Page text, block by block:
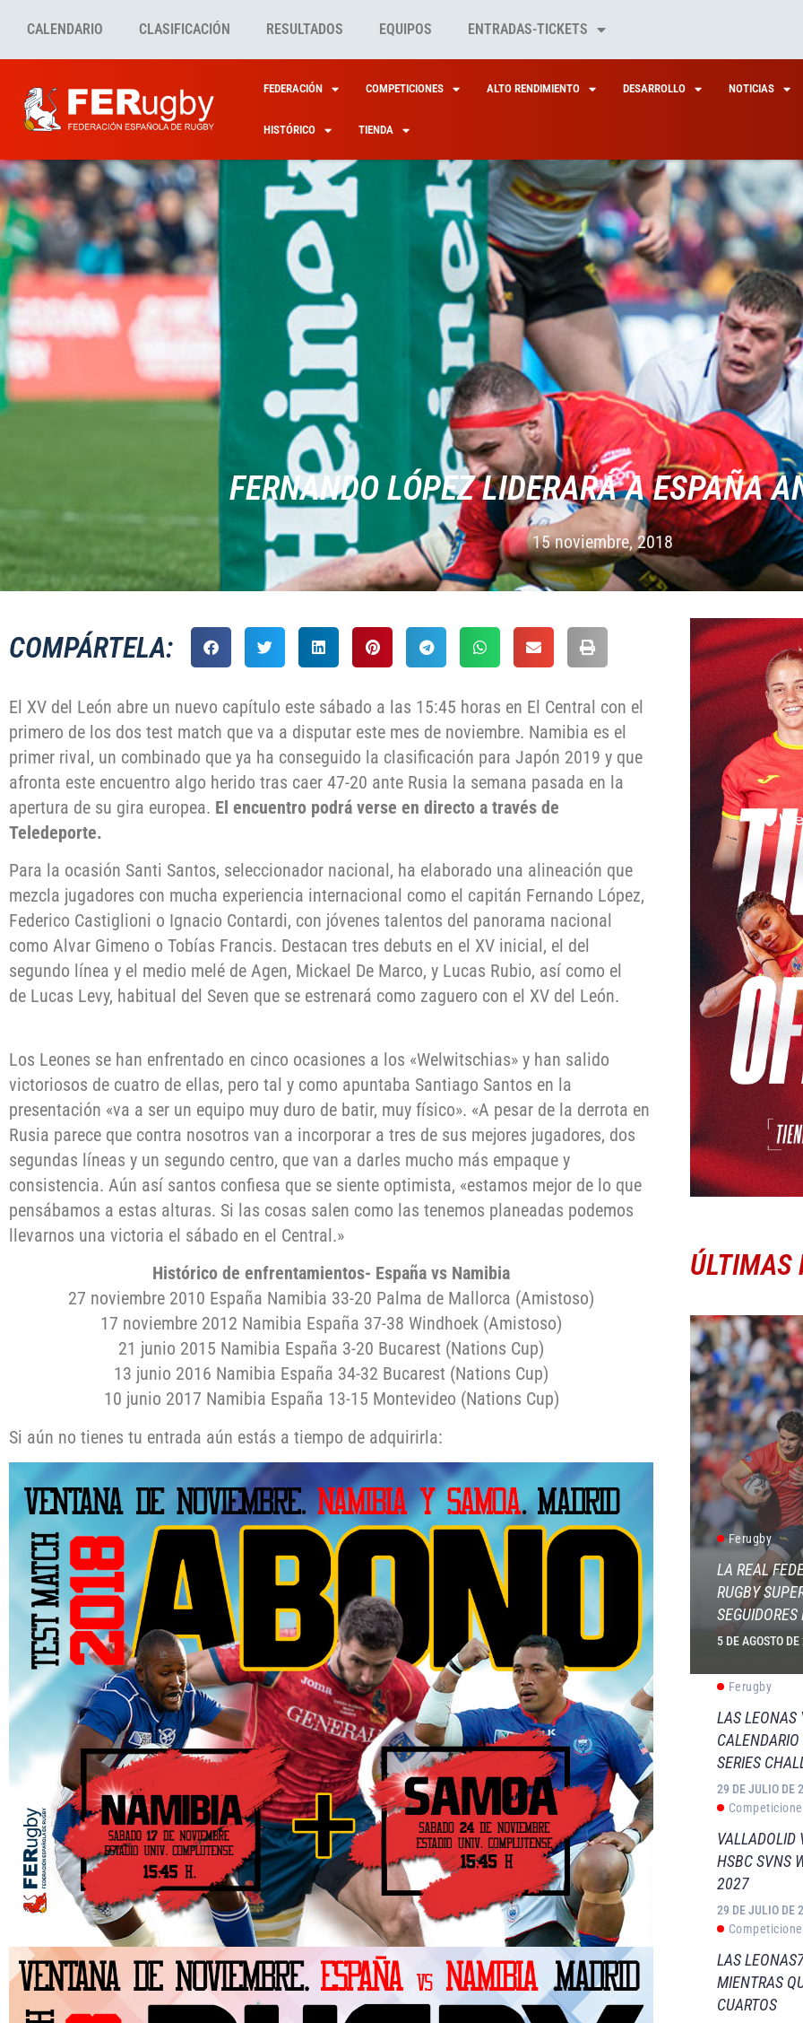
CALENDARIO CLASIFICACIÓN RESULTADOS EQUIPOS ENTRADAS-TICKETS
FEDERACIÓN COMPETICIONES ALTO RENDIMIENTO DESARROLLO NOTICIAS
HISTÓRICO TIENDA
FERNANDO LÓPEZ LIDERARÁ A ESPAÑA
15 noviembre, 2018
COMPÁRTELA:
El XV del León abre un nuevo capítulo este sábado a las 15:45 horas en El Central con el
primero de los dos test match que va a disputar este mes de noviembre. Namibia es el
primer rival, un combinado que ya ha conseguido la clasificación para Japón 2019 y que
afronta este encuentro algo herido tras caer 47-20 ante Rusia la semana pasada en la
apertura de su gira europea. El encuentro podrá verse en directo a través de
Teledeporte.
Para la ocasión Santi Santos, seleccionador nacional, ha elaborado una alineación que
mezcla jugadores con mucha experiencia internacional como el capitán Fernando López,
Federico Castiglioni o Ignacio Contardi, con jóvenes talentos del panorama nacional
como Alvar Gimeno o Tobías Francis. Destacan tres debuts en el XV inicial, el del
segundo línea y el medio melé de Agen, Mickael De Marco, y Lucas Rubio, así como el
de Lucas Levy, habitual del Seven que se estrenará como zaguero con el XV del León.
Los Leones se han enfrentado en cinco ocasiones a los «Welwitschias» y han salido
victoriosos de cuatro de ellas, pero tal y como apuntaba Santiago Santos en la
presentación «va a ser un equipo muy duro de batir, muy físico». «A pesar de la derrota en
Rusia parece que contra nosotros van a incorporar a tres de sus mejores jugadores, dos
segundas líneas y un segundo centro, que van a darles mucho más empaque y
consistencia. Aún así santos confiesa que se siente optimista, «estamos mejor de lo que
pensábamos a estas alturas. Si las cosas salen como las tenemos planeadas podemos
llevarnos una victoria el sábado en el Central.»
Histórico de enfrentamientos- España vs Namibia
27 noviembre 2010 España Namibia 33-20 Palma de Mallorca (Amistoso)
17 noviembre 2012 Namibia España 37-38 Windhoek (Amistoso)
21 junio 2015 Namibia España 3-20 Bucarest (Nations Cup)
13 junio 2016 Namibia España 34-32 Bucarest (Nations Cup)
10 junio 2017 Namibia España 13-15 Montevideo (Nations Cup)
Si aún no tienes tu entrada aún estás a tiempo de adquirirla:
ÚLTIMAS
Ferugby
LA REAL
RUGBY
5 DE AGOSTO
Ferugby
LAS LEONAS
SERIES
29 DE JULIO DE
VALLADOLID
HSBC SVNS
2027
29 DE JULIO DE
LAS
MIENTRAS
CUARTOS